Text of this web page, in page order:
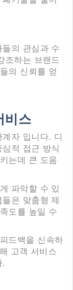
의 관심과 수
조하는 브랜드
의 신뢰를 얻
비스
자 입니다. 디
적 접근 방식
는데 큰 도움
파악할 수 있
은 맞춤형 제
도를 높일 수
드백을 신속하
고객 서비스
.